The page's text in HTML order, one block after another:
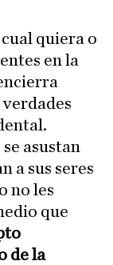
quiera o
en la
verdades
asustan
a sus seres
no les
que
de la